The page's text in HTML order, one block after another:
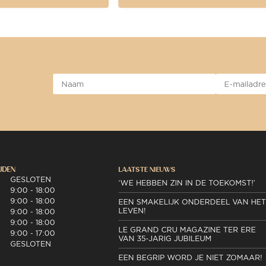
GESLOTEN
9:00 - 18:00
9:00 - 18:00
9:00 - 18:00
9:00 - 18:00
9:00 - 17:00
GESLOTEN
LAATSTE NIEUWS
‘WE HEBBEN ZIN IN DE TOEKOMST!’
EEN SMAKELIJK ONDERDEEL VAN HET
LEVEN!
LE GRAND CRU MAGAZINE TER ERE
VAN 35-JARIG JUBILEUM
EEN BEGRIP WORD JE NIET ZOMAAR!